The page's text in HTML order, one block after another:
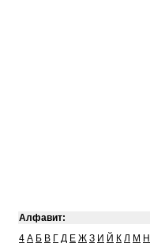
Алфавит:
4 А Б В Г Д Е Ж З И Й К Л М Н